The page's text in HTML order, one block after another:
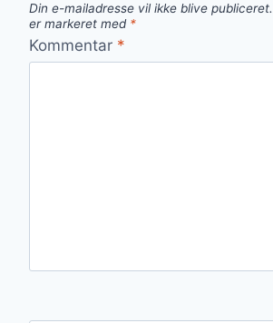
Din e-mailadresse vil ikke blive publiceret.
er markeret med *
Kommentar *